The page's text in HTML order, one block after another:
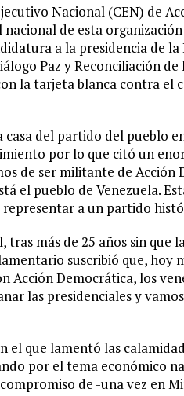
Nacional (CEN) de
de esta
a la presidencia de
Paz y Reconciliación
la tarjeta blanca contra el
del partido del pueblo
por lo que citó un
de ser militante de Acción
el pueblo de Venezuela.
a un partido
más de 25 años sin que
suscribió que, hoy
Acción Democrática, los
las presidenciales y
que lamentó las
por el tema económico
de -una vez en